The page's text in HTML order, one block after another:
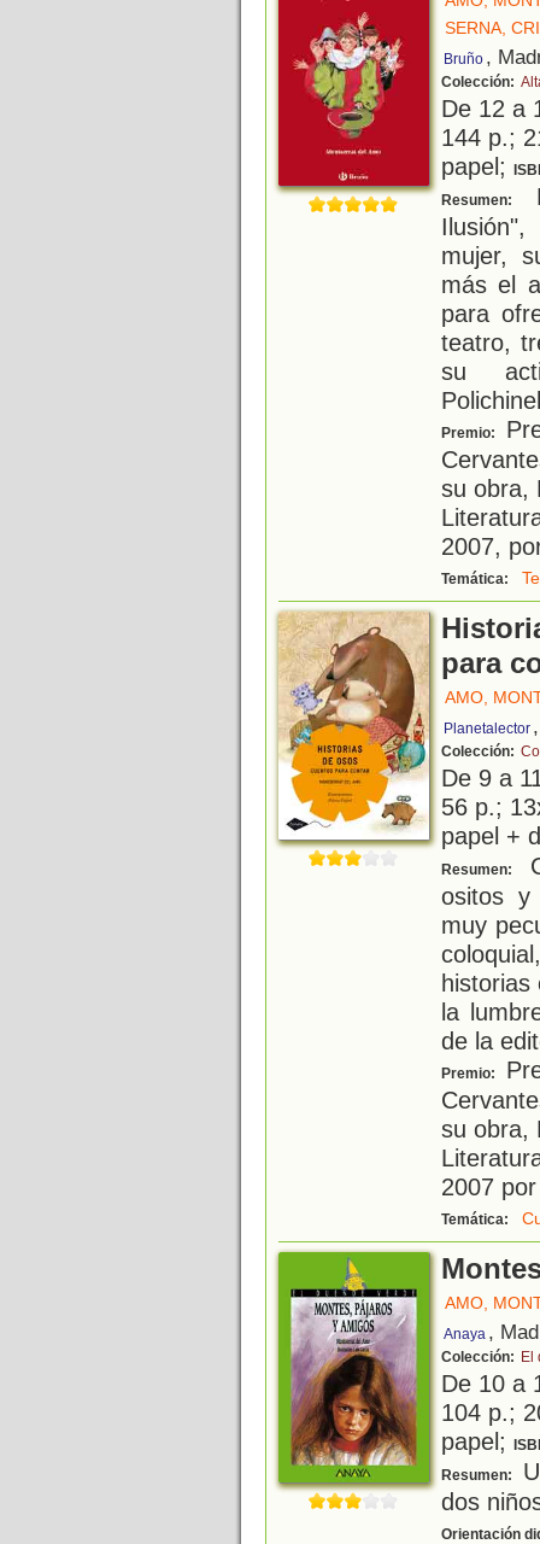
SERNA,
Bruño ,
Colección:
De 12 a
144 p.;
papel;
Resumen:
mujer,
más el
para
teatro,
su
Premio:
su obra,
2007,
Temática:
para
AMO,
Planetalector
Colección:
De 9 a
56 p.;
papel +
Resumen:
ositos y
muy
historias
la
de la
Premio:
su obra,
2007
Temática:
AMO,
Anaya ,
Colección: El
De 10 a
104 p.;
papel;
Resumen:
dos
Orientación